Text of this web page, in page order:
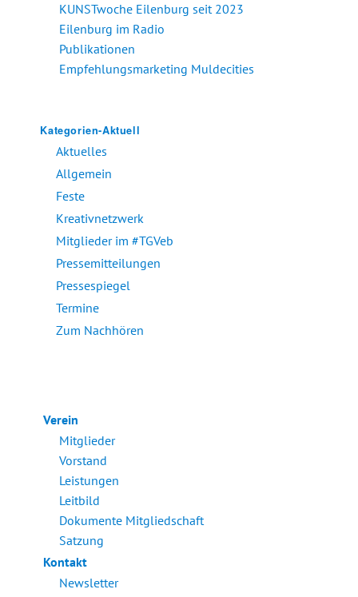
KUNSTwoche Eilenburg seit 2023
Eilenburg im Radio
Publikationen
Empfehlungsmarketing Muldecities
Kategorien-Aktuell
Aktuelles
Allgemein
Feste
Kreativnetzwerk
Mitglieder im #TGVeb
Pressemitteilungen
Pressespiegel
Termine
Zum Nachhören
Verein
Mitglieder
Vorstand
Leistungen
Leitbild
Dokumente Mitgliedschaft
Satzung
Kontakt
Newsletter